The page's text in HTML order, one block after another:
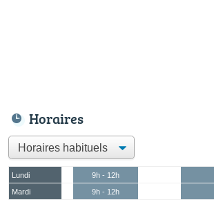
Horaires
Lundi 9h - 12h
Mardi
9h - 12h